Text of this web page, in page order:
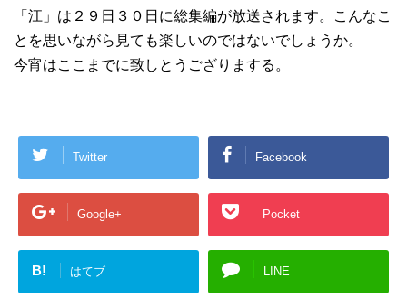
「江」は２９日３０日に総集編が放送されます。こんなこ
とを思いながら見ても楽しいのではないでしょうか。
今宵はここまでに致しとうござりまする。
Twitter Facebook
Google+ Pocket
B! はてブ LINE